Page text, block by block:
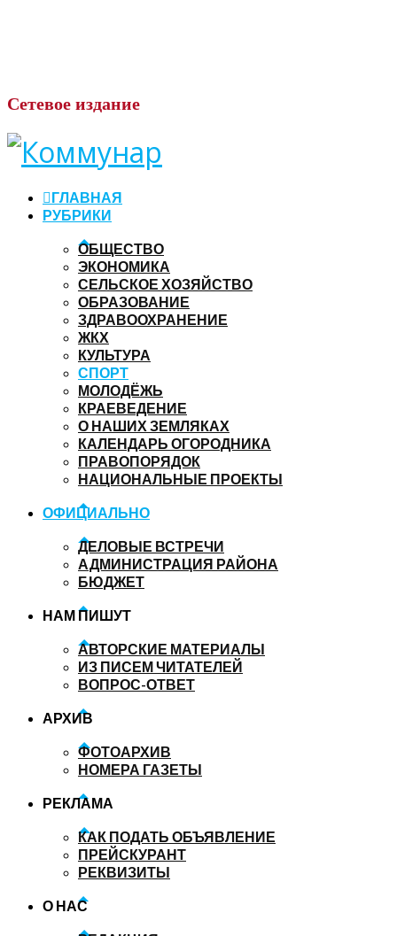
Сетевое издание
ГЛАВНАЯ
РУБРИКИ
ОБЩЕСТВО
ЭКОНОМИКА
СЕЛЬСКОЕ ХОЗЯЙСТВО
ОБРАЗОВАНИЕ
ЗДРАВООХРАНЕНИЕ
ЖКХ
КУЛЬТУРА
СПОРТ
МОЛОДЁЖЬ
КРАЕВЕДЕНИЕ
О НАШИХ ЗЕМЛЯКАХ
КАЛЕНДАРЬ ОГОРОДНИКА
ПРАВОПОРЯДОК
НАЦИОНАЛЬНЫЕ ПРОЕКТЫ
ОФИЦИАЛЬНО
ДЕЛОВЫЕ ВСТРЕЧИ
АДМИНИСТРАЦИЯ РАЙОНА
БЮДЖЕТ
НАМ ПИШУТ
АВТОРСКИЕ МАТЕРИАЛЫ
ИЗ ПИСЕМ ЧИТАТЕЛЕЙ
ВОПРОС-ОТВЕТ
АРХИВ
ФОТОАРХИВ
НОМЕРА ГАЗЕТЫ
РЕКЛАМА
КАК ПОДАТЬ ОБЪЯВЛЕНИЕ
ПРЕЙСКУРАНТ
РЕКВИЗИТЫ
О НАС